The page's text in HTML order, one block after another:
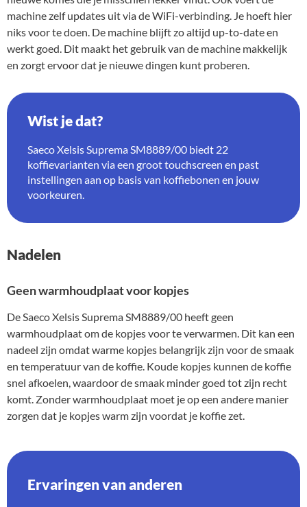
machine zelf updates uit via de WiFi-verbinding. Je hoeft hier
niks voor te doen. De machine blijft zo altijd up-to-date en
werkt goed. Dit maakt het gebruik van de machine makkelijk
en zorgt ervoor dat je nieuwe dingen kunt proberen.
Wist je dat?
Saeco Xelsis Suprema SM8889/00 biedt 22
koffievarianten via een groot touchscreen en past
instellingen aan op basis van koffiebonen en jouw
voorkeuren.
Nadelen
Geen warmhoudplaat voor kopjes
De Saeco Xelsis Suprema SM8889/00 heeft geen
warmhoudplaat om de kopjes voor te verwarmen. Dit kan een
nadeel zijn omdat warme kopjes belangrijk zijn voor de smaak
en temperatuur van de koffie. Koude kopjes kunnen de koffie
snel afkoelen, waardoor de smaak minder goed tot zijn recht
komt. Zonder warmhoudplaat moet je op een andere manier
zorgen dat je kopjes warm zijn voordat je koffie zet.
Ervaringen van anderen